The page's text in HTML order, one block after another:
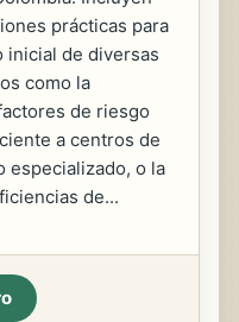
prácticas para
inicial de diversas
como la
de riesgo
a centros de
especializado, o la
de...